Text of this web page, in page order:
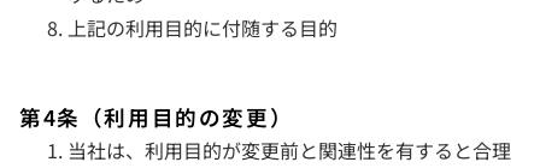
上記の利用目的に付随する目的
第4条（利用目的の変更）
当社は、利用目的が変更前と関連性を有すると合理